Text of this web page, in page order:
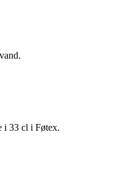
i 33 cl i Føtex.